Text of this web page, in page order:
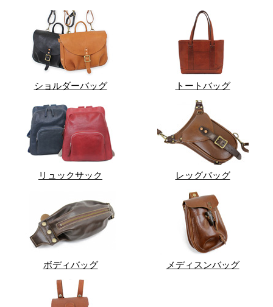
ショルダーバッグ トートバッグ
リュックサック レッグバッグ
ボディバッグ メディスンバッグ